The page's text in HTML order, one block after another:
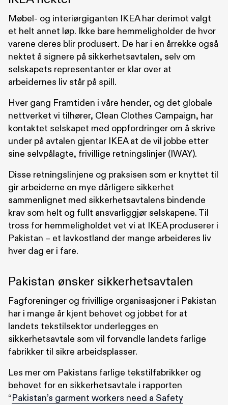
Møbel- og interiørgiganten IKEA har derimot valgt
et helt annet løp. Ikke bare hemmeligholder de hvor
varene deres blir produsert. De har i en årrekke også
nektet å signere på sikkerhetsavtalen, selv om
selskapets representanter er klar over at
arbeidernes liv står på spill.
Hver gang Framtiden i våre hender, og det globale
nettverket vi tilhører, Clean Clothes Campaign, har
kontaktet selskapet med oppfordringer om å skrive
under på avtalen gjentar IKEA at de vil jobbe etter
sine selvpålagte, frivillige retningslinjer (IWAY).
Disse retningslinjene og praksisen som er knyttet til
gir arbeiderne en mye dårligere sikkerhet
sammenlignet med sikkerhetsavtalens bindende
krav som helt og fullt ansvarliggjør selskapene. Til
tross for hemmeligholdet vet vi at IKEA produserer i
Pakistan – et lavkostland der mange arbeideres liv
hver dag er i fare.
Pakistan ønsker sikkerhetsavtalen
Fagforeninger og frivillige organisasjoner i Pakistan
har i mange år kjent behovet og jobbet for at
landets tekstilsektor underlegges en
sikkerhetsavtale som vil forvandle landets farlige
fabrikker til sikre arbeidsplasser.
Les mer om Pakistans farlige tekstilfabrikker og
behovet for en sikkerhetsavtale i rapporten
“Pakistan’s garment workers need a Safety